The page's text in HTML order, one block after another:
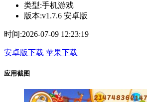
类型:手机游戏
版本:v1.7.6 安卓版
时间:2026-07-09 12:23:19
安卓版下载 苹果下载
应用截图